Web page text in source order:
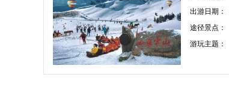
出游日期：
途径景点：
游玩主题：